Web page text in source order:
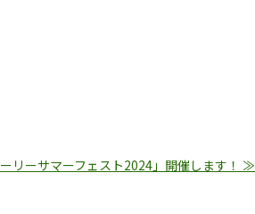
ーリーサマーフェスト2024」開催します！ ≫